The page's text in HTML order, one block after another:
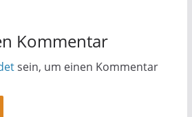
Kommentar
sein, um einen Kommentar